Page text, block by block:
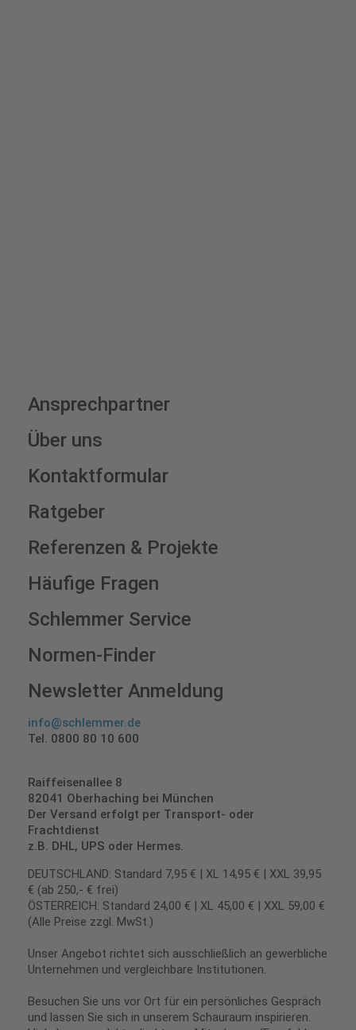
Ansprechpartner
Über uns
Kontaktformular
Ratgeber
Referenzen & Projekte
Häufige Fragen
Schlemmer Service
Normen-Finder
Newsletter Anmeldung
info@schlemmer.de
Tel. 0800 80 10 600
Raiffeisenallee 8
82041 Oberhaching bei München
Der Versand erfolgt per Transport- oder
Frachtdienst
z.B. DHL, UPS oder Hermes.
DEUTSCHLAND: Standard 7,95 € | XL 14,95 € | XXL 39,95
€ (ab 250,- € frei)
ÖSTERREICH: Standard 24,00 € | XL 45,00 € | XXL 59,00 €
(Alle Preise zzgl. MwSt.)
Unser Angebot richtet sich ausschließlich an gewerbliche
Unternehmen und vergleichbare Institutionen.
Besuchen Sie uns vor Ort für ein persönliches Gespräch
und lassen Sie sich in unserem Schauraum inspirieren.